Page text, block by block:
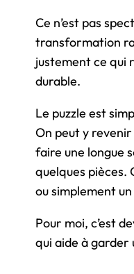
Ce n’est pas
transformation
justement ce qui
durable.
Le puzzle est
On peut y
faire une longue
quelques pièces.
ou simplement
Pour moi, c’est
qui aide à garder